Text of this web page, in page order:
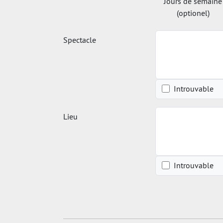
(optionel)
Spectacle
Introuvable
Lieu
Introuvable